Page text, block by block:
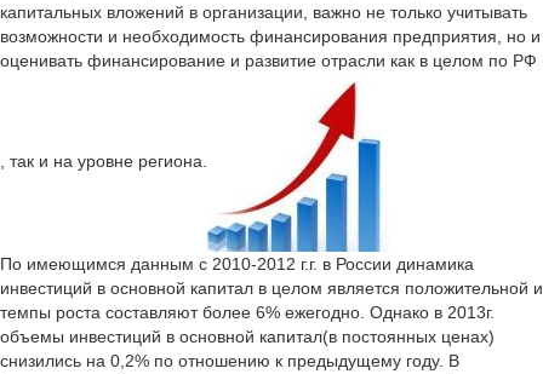
капитальных вложений в организации, важно не только учитывать
возможности и необходимость финансирования предприятия, но и
оценивать финансирование и развитие отрасли как в целом по РФ
, так и на уровне региона.
По имеющимся данным с 2010-2012 г.г. в России динамика
инвестиций в основной капитал в целом является положительной и
темпы роста составляют более 6% ежегодно. Однако в 2013г.
объемы инвестиций в основной капитал(в постоянных ценах)
снизились на 0,2% по отношению к предыдущему году. В